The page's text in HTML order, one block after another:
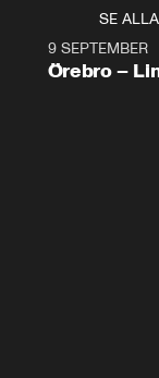
SE ALLA
Plus
9 SEPTEMBER
Örebro –